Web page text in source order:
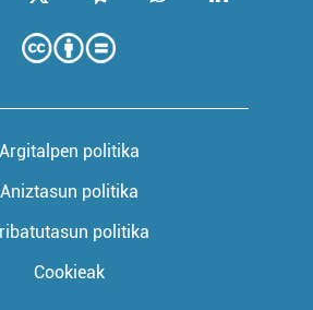
Argitalpen politika
Aniztasun politika
politika
Cookieak